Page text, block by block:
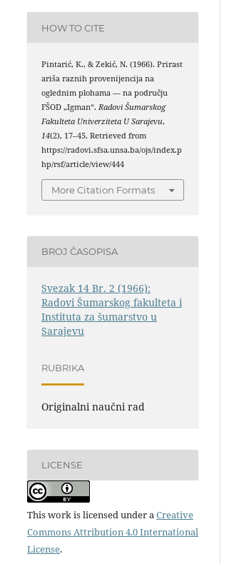
HOW TO CITE
Pintarić, K., & Zekić, N. (1966). Prirast
ariša raznih provenijencija na
oglednim plohama — na području
FŠOD „Igman“.Radovi Šumarskog
Fakulteta Univerziteta U Sarajevu,
14(2), 17–45. Retrieved from
https://radovi.sfsa.unsa.ba/ojs/index.p
hp/rsf/article/view/444
More Citation Formats
BROJ ČASOPISA
Svezak 14 Br. 2 (1966):
Radovi Šumarskog fakulteta i
Instituta za šumarstvo u
Sarajevu
RUBRIKA
Originalni naučni rad
LICENSE
This work is licensed under aCreative
Commons Attribution 4.0 International
License.